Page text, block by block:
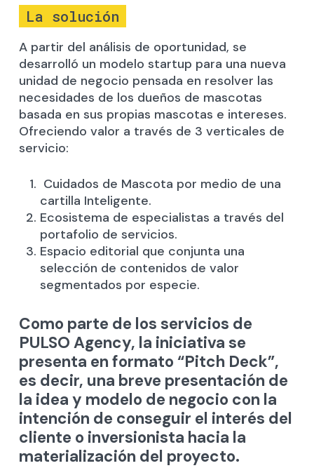
La solución
A partir del análisis de oportunidad, se
desarrolló un modelo startup para una nueva
unidad de negocio pensada en resolver las
necesidades de los dueños de mascotas
basada en sus propias mascotas e intereses.
Ofreciendo valor a través de 3 verticales de
servicio:
Cuidados de Mascota por medio de una
cartilla Inteligente.
Ecosistema de especialistas a través del
portafolio de servicios.
Espacio editorial que conjunta una
selección de contenidos de valor
segmentados por especie.
Como parte de los servicios de
PULSO Agency, la iniciativa se
presenta en formato “Pitch Deck”,
es decir, una breve presentación de
la idea y modelo de negocio con la
intención de conseguir el interés del
cliente o inversionista hacia la
materialización del proyecto.